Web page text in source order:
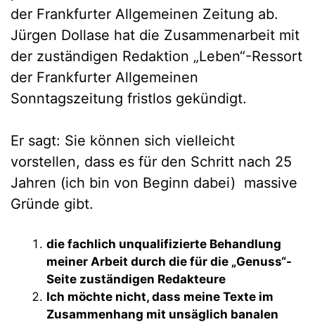
der Frankfurter Allgemeinen Zeitung ab.
Jürgen Dollase hat die Zusammenarbeit mit
der zuständigen Redaktion „Leben“-Ressort
der Frankfurter Allgemeinen
Sonntagszeitung fristlos gekündigt.
Er sagt: Sie können sich vielleicht
vorstellen, dass es für den Schritt nach 25
Jahren (ich bin von Beginn dabei) massive
Gründe gibt.
die fachlich unqualifizierte Behandlung
meiner Arbeit durch die für die „Genuss“-
Seite zuständigen Redakteure
Ich möchte nicht, dass meine Texte im
Zusammenhang mit unsäglich banalen